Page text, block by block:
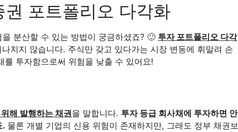
포트폴리오 다각화
분산할 수 있는 방법이 궁금하셨죠? 🙂 투자 포트폴리오 다각
치지 않습니다. 주식만 갖고 있다가는 시장 변동에 휘말려 손
를 투자함으로써 위험을 낮출 수 있어요!
해 발행하는 채권을 말합니다. 투자 등급 회사채에 투자하면 안
. 물론 개별 기업의 신용 위험이 존재하지만, 그래도 정부 채권보